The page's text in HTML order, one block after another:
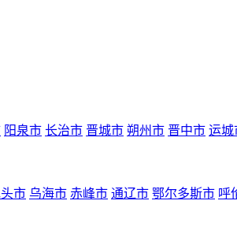
阳泉市 长治市 晋城市 朔州市 晋中市 运城
市 乌海市 赤峰市 通辽市 鄂尔多斯市 呼